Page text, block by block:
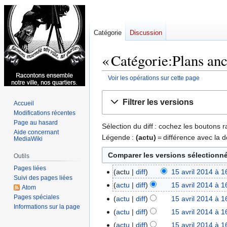
« Catégorie:Plans
Voir les opérations sur cette page
navigation
recherche
Filtrer les versions
Sélection du diff : cochez les boutons
Légende : (actu) = différence avec la
15
avril
2014
actu diff 15 avril 2014 à
A
u
c
u
actu diff 15 avril 2014 à
A
c
actu diff 15 avril 2014 à
Aactu diff 15 avril 2014 à
Aactu diff 15 avril 2014 à
Catégorie Discussion
Accueil
Modifications récentes
Page au hasard
Aide concernant
MediaWiki
Outils
Pages liées
Suivi des pages liées
Atom
Pages spéciales
Informations sur la page